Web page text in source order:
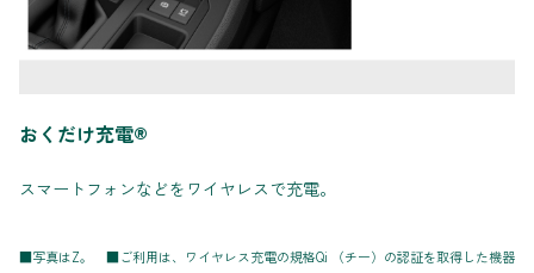
おくだけ充電®
スマートフォンなどをワイヤレスで充電。
■写真はZ。 ■ご利用は、ワイヤレス充電の規格Qi （チー）の認証を取得した機器